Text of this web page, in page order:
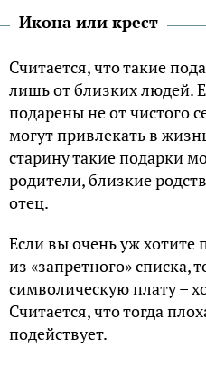
Икона или крест
Считается, что такие
лишь от близких людей.
подарены не от чистого
могут привлекать в
старину такие подарки
родители, близкие
отец.
Если вы очень уж хотите
из «запретного» списка,
символическую плату –
Считается, что тогда
подействует.